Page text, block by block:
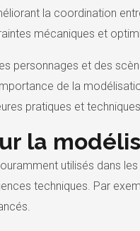
la coordination
mécaniques et
personnages et des
de la
pratiques et
la
utilisés dans
techniques. Par